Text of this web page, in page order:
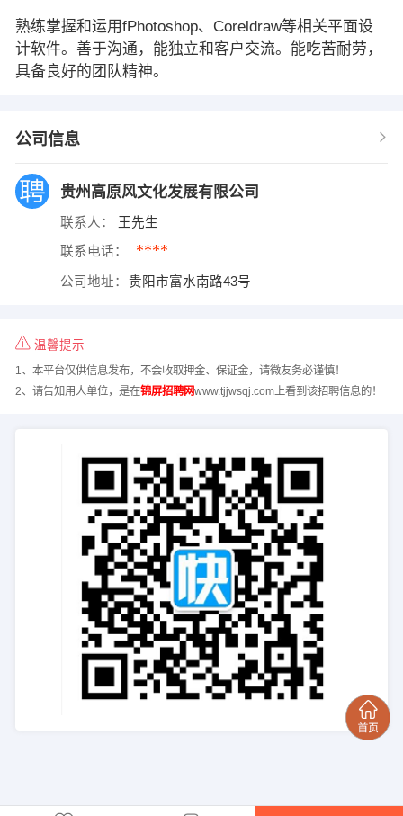
熟练掌握和运用fPhotoshop、Coreldraw等相关平面设
计软件。善于沟通，能独立和客户交流。能吃苦耐劳，
具备良好的团队精神。
公司信息
贵州高原风文化发展有限公司
联系人： 王先生
联系电话： ****
公司地址： 贵阳市富水南路43号
温馨提示
1、本平台仅供信息发布，不会收取押金、保证金，请微友务必谨慎！
2、请告知用人单位，是在锦屏招聘网www.tjjwsqj.com上看到该招聘信息的！